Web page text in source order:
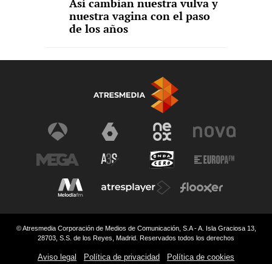
Así cambian nuestra vulva y
nuestra vagina con el paso
de los años
© Atresmedia Corporación de Medios de Comunicación, S.A - A. Isla Graciosa 13,
28703, S.S. de los Reyes, Madrid. Reservados todos los derechos
Aviso legal Política de privacidad Política de cookies